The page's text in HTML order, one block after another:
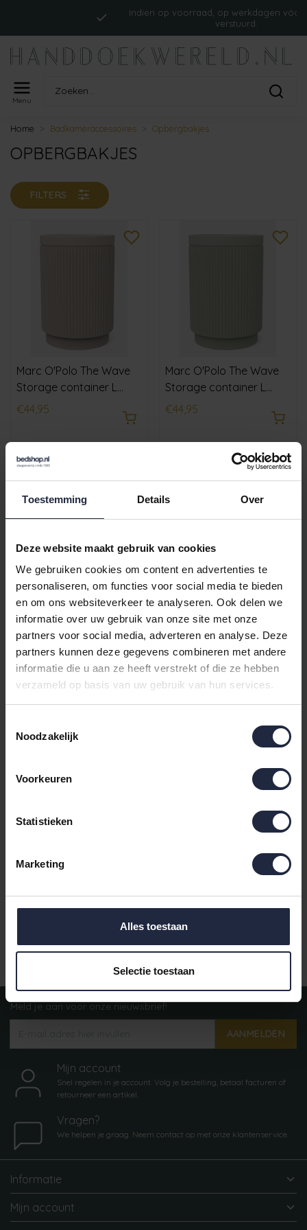
Toestemming Details Over
Deze website maakt gebruik van cookies
We gebruiken cookies om content en advertenties te
personaliseren, om functies voor social media te bieden
en om ons websiteverkeer te analyseren. Ook delen we
informatie over uw gebruik van onze site met onze
partners voor social media, adverteren en analyse. Deze
partners kunnen deze gegevens combineren met andere
informatie die u aan ze heeft verstrekt of die ze hebben
verzameld op basis van uw gebruik van hun services.
Noodzakelijk
Voorkeuren
Statistieken
Marketing
Alles toestaan
Selectie toestaan
Indien op voorraad, op werkdagen vóór
verstuurd.
Menu
Home Badkameraccessoires Opbergbakjes
OPBERGBAKJES
FILTERS
Marc O'Polo The Wave
Storage container L
Oatmeal
€44,95
Marc O'Polo The Wave
Storage container L
Light Green
€44,95
Marc O'Polo The Wave
Storage container S
Anthracite
€39,95
Marc O'Polo The Edge
Storage container S
Grey
€39,95
Grey
Indien op voorraad, op werkdagen vóór
verstuurd.
Meld je aan voor onze nieuwsbrief!
AANMELDEN
Mijn account
Snel regelen in je account. Volg je bestelling, betaal facturen of
retourneer een artikel.
Vragen?
We helpen je graag. Neem contact op met onze klantenservice.
Informatie
Mijn account